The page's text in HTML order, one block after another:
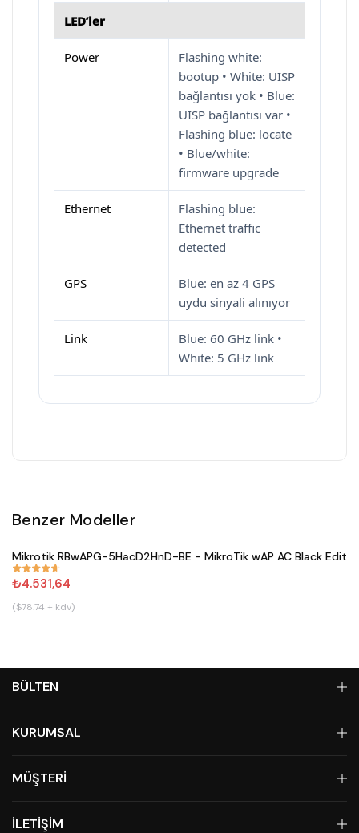
LED’ler
Power
Flashing white:
bootup • White: UISP
bağlantısı yok • Blue:
UISP bağlantısı var •
Flashing blue: locate
• Blue/white:
firmware upgrade
Ethernet
Flashing blue:
Ethernet traffic
detected
GPS
Blue: en az 4 GPS
uydu sinyali alınıyor
Link
Blue: 60 GHz link •
White: 5 GHz link
Benzer Modeller
#671
Mikrotik RBwAPG-5HacD2HnD-BE - MikroTik wAP AC Black
₺4.531,64
($78.74 + kdv)
BÜLTEN
KURUMSAL
MÜŞTERİ
İLETİŞİM